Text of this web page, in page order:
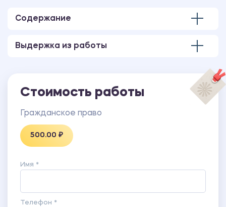
Содержание
Выдержка из работы
Стоимость работы
Гражданское право
500.00 ₽
Имя *
Телефон *